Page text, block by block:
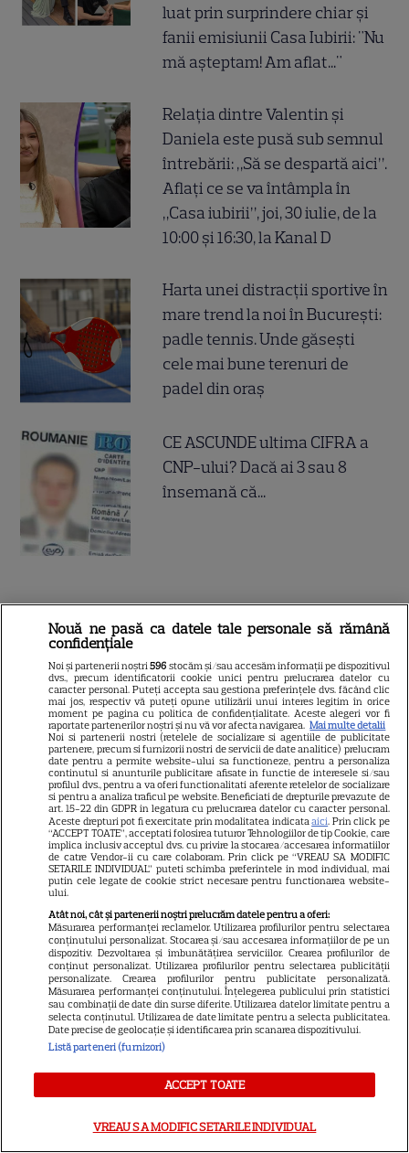
luat prin surprindere chiar și
fanii emisiunii Casa Iubirii: "Nu
mă așteptam! Am aflat..."
Relația dintre Valentin și
Daniela este pusă sub semnul
întrebării: „Să se despartă aici”.
Aflați ce se va întâmpla în
„Casa iubirii”, joi, 30 iulie, de la
10:00 și 16:30, la Kanal D
Harta unei distracții sportive în
mare trend la noi în București:
padle tennis. Unde găsești
cele mai bune terenuri de
padel din oraș
CE ASCUNDE ultima CIFRA a
CNP-ului? Dacă ai 3 sau 8
însemană că...
DIN ACEEAȘI CATEGORIE
VEDETE STRĂINE
Imagini memorabile de la
nunta Prințesei Diana cu
Prințul Charles. Detalii
fascinante de la ceremonia
regală din 1981
Nouă ne pasă ca datele tale personale să rămână
confidențiale
Noi și partenerii noștri596 stocăm și/sau accesăm informații pe dispozitivul
dvs., precum identificatorii cookie unici pentru prelucrarea datelor cu
caracter personal. Puteți accepta sau gestiona preferințele dvs. făcând clic
mai jos, respectiv vă puteți opune utilizării unui interes legitim în orice
moment pe pagina cu politica de confidențialitate. Aceste alegeri vor fi
raportate partenerilor noștri și nu vă vor afecta navigarea. Mai multe detalii
Noi si partenerii nostri (retelele de socializare si agentiile de publicitate
partenere, precum si furnizorii nostri de servicii de date analitice) prelucram
date pentru a permite website-ului sa functioneze, pentru a personaliza
continutul si anunturile publicitare afisate in functie de interesele si/sau
profilul dvs., pentru a va oferi functionalitati aferente retelelor de socializare
si pentru a analiza traficul pe website. Beneficiati de drepturile prevazute de
art. 15-22 din GDPR in legatura cu prelucrarea datelor cu caracter personal.
Aceste drepturi pot fi exercitate prin modalitatea indicataaici. Prin click pe
“ACCEPT TOATE”, acceptati folosirea tuturor Tehnologiilor de tip Cookie, care
implica inclusiv acceptul dvs. cu privire la stocarea/accesarea informatiilor
de catre Vendor-ii cu care colaboram. Prin click pe “VREAU SA MODIFIC
SETARILE INDIVIDUAL” puteti schimba preferintele in mod individual, mai
putin cele legate de cookie strict necesare pentru functionarea website-
ului.
Atât noi, cât și partenerii noștri prelucrăm datele pentru a oferi:
Măsurarea performanței reclamelor. Utilizarea profilurilor pentru selectarea
conținutului personalizat. Stocarea și/sau accesarea informațiilor de pe un
dispozitiv. Dezvoltarea și îmbunătățirea serviciilor. Crearea profilurilor de
conținut personalizat. Utilizarea profilurilor pentru selectarea publicității
personalizate. Crearea profilurilor pentru publicitate personalizată.
Măsurarea performanței conținutului. Înțelegerea publicului prin statistici
sau combinații de date din surse diferite. Utilizarea datelor limitate pentru a
selecta conținutul. Utilizarea de date limitate pentru a selecta publicitatea.
Date precise de geolocație și identificarea prin scanarea dispozitivului.
Listă parteneri (furnizori)
ACCEPT TOATE
VREAU SA MODIFIC SETARILE INDIVIDUAL